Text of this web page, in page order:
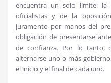
encuentra un solo límite: la
oficialistas y de la
juramento por manos del
obligación de presentarse
de confianza. Por lo tanto,
alternarse uno o más
el inicio y el final de cada uno.